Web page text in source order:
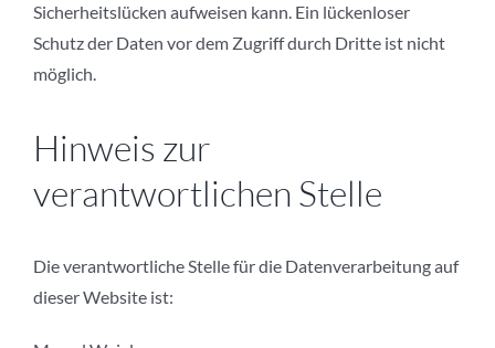
Sicherheitslücken aufweisen kann. Ein lückenloser
Schutz der Daten vor dem Zugriff durch Dritte ist nicht
möglich.
Hinweis zur
verantwortlichen Stelle
Die verantwortliche Stelle für die Datenverarbeitung auf
dieser Website ist: